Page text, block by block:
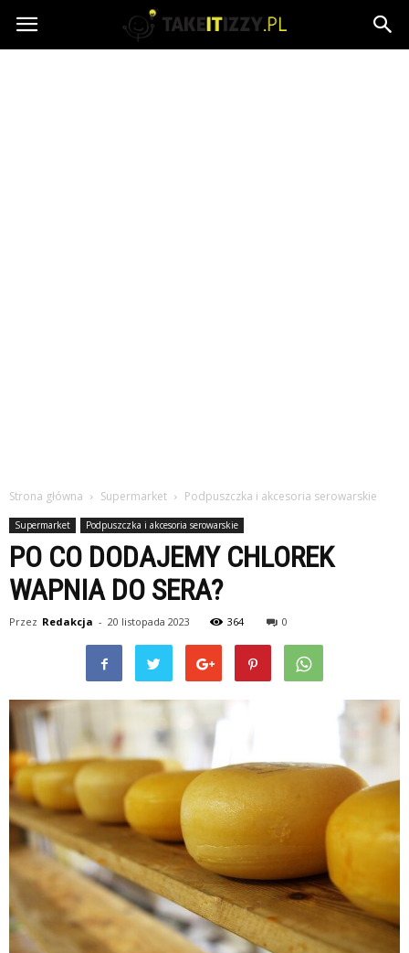
takeitizzy.pl
Strona główna Supermarket Podpuszczka i akcesoria serowarskie
Supermarket Podpuszczka i akcesoria serowarskie
PO CO DODAJEMY CHLOREK
WAPNIA DO SERA?
Przez Redakcja - 20 listopada 2023 364 0